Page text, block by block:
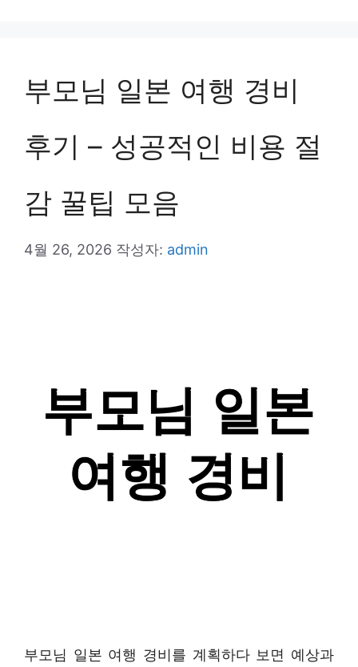
부모님 일본 여행 경비
후기 – 성공적인 비용 절
감 꿀팁 모음
4월 26, 2026 작성자: admin
부모님 일본 여행 경비를 계획하다 보면 예상과